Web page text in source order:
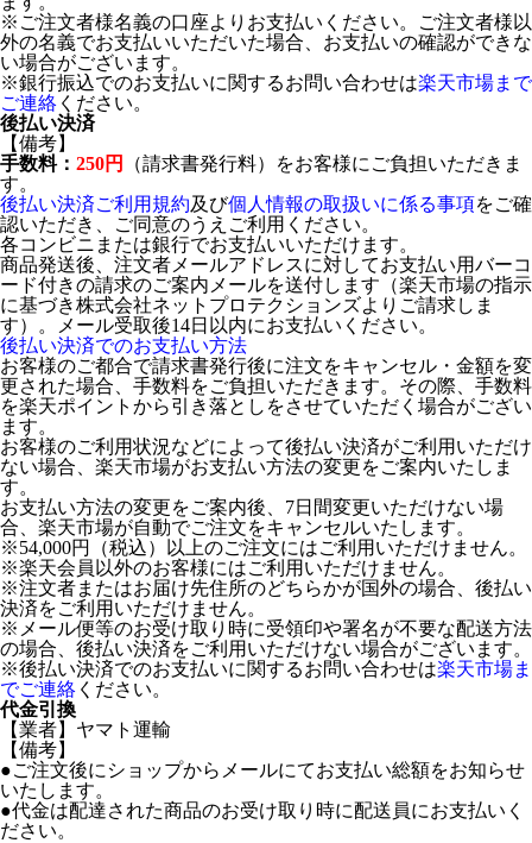
※ご注文者様名義の口座よりお支払いください。ご注文者様以
外の名義でお支払いいただいた場合、お支払いの確認ができな
い場合がございます。
※銀行振込でのお支払いに関するお問い合わせは楽天市場まで
ご連絡 ください。
後払い決済
【備考】
手数料： 250円
（請求書発行料）をお客様にご負担いただきま
す。
後払い決済ご利用規約及び個人情報の取扱いに係る事項をご確
認いただき、ご同意のうえご利用ください。
各コンビニまたは銀行でお支払いいただけます。
商品発送後、注文者メールアドレスに対してお支払い用バーコ
ード付きの請求のご案内メールを送付します（楽天市場の指示
に基づき株式会社ネットプロテクションズよりご請求しま
す）。メール受取後14日以内にお支払いください。
後払い決済でのお支払い方法
お客様のご都合で請求書発行後に注文をキャンセル・金額を変
更された場合、手数料をご負担いただきます。その際、手数料
を楽天ポイントから引き落としをさせていただく場合がござい
ます。
お客様のご利用状況などによって後払い決済がご利用いただけ
ない場合、楽天市場がお支払い方法の変更をご案内いたしま
す。
お支払い方法の変更をご案内後、7日間変更いただけない場
合、楽天市場が自動でご注文をキャンセルいたします。
※54,000円（税込）以上のご注文にはご利用いただけません。
※楽天会員以外のお客様にはご利用いただけません。
※注文者またはお届け先住所のどちらかが国外の場合、後払い
決済をご利用いただけません。
※メール便等のお受け取り時に受領印や署名が不要な配送方法
の場合、後払い決済をご利用いただけない場合がございます。
※後払い決済でのお支払いに関するお問い合わせは楽天市場ま
でご連絡 ください。
代金引換
【業者】ヤマト運輸
【備考】
●ご注文後にショップからメールにてお支払い総額をお知らせ
いたします。
●代金は配達された商品のお受け取り時に配送員にお支払いく
ださい。